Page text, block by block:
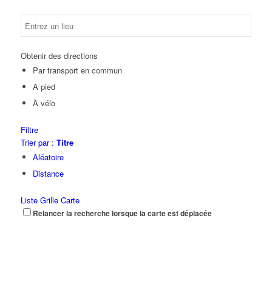
Obtenir des directions
Par transport en commun
A pied
À vélo
Filtre
Trier par : Titre
Aléatoire
Distance
Liste Grille Carte
Relancer la recherche lorsque la carte est déplacée